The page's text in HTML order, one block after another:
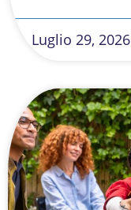
Luglio 29, 2026